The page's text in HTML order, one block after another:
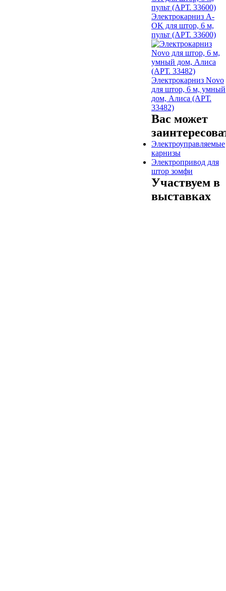
Электрокарниз A-
OK для штор, 6 м,
пульт (АРТ. 33600)
Электрокарниз Novo
для штор, 6 м, умный
дом, Алиса (АРТ.
33482)
Вас может
Электроуправляемые
карнизы
Электропривод для
штор зомфи
Участвуем в
выставках